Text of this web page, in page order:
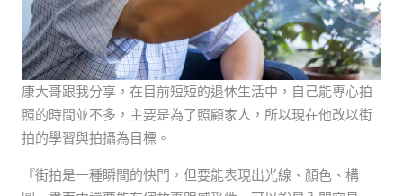
康大哥跟我分享，在目前短短的退休生活中，自己能專心拍
照的時間並不多，主要是為了照顧家人，所以現在他改以街
拍的學習與拍攝為目標。
『街拍是一種瞬間的快門，但要能表現出光線、顏色、構